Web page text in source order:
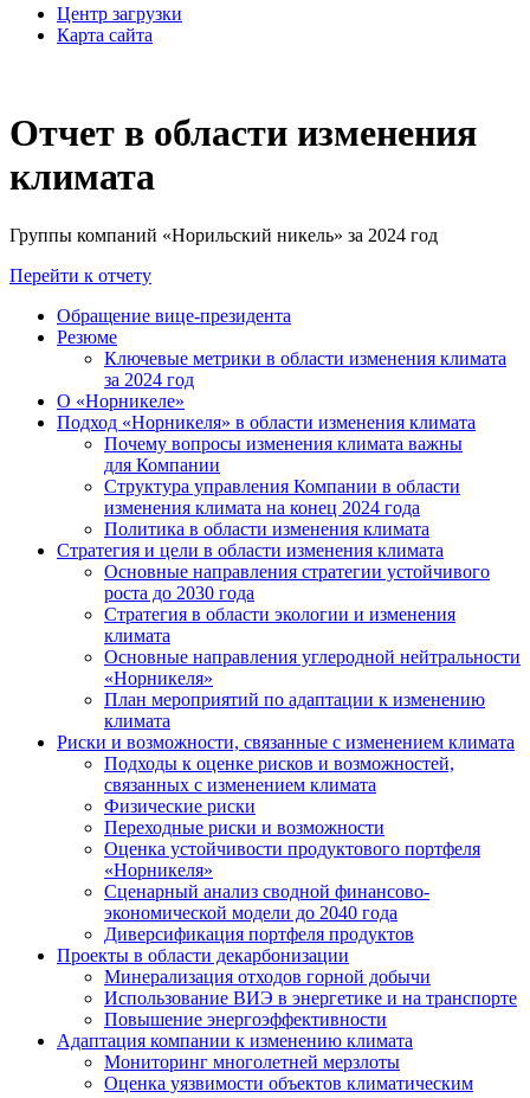
Центр загрузки
Карта сайта
Отчет в области изменения
климата
Группы компаний «Норильский никель» за 2024 год
Перейти к отчету
Обращение вице-президента
Резюме
Ключевые метрики в области изменения климата
за 2024 год
О «Норникеле»
Подход «Норникеля» в области изменения климата
Почему вопросы изменения климата важны
для Компании
Структура управления Компании в области
изменения климата на конец 2024 года
Политика в области изменения климата
Стратегия и цели в области изменения климата
Основные направления стратегии устойчивого
роста до 2030 года
Стратегия в области экологии и изменения
климата
Основные направления углеродной нейтральности
«Норникеля»
План мероприятий по адаптации к изменению
климата
Риски и возможности, связанные с изменением климата
Подходы к оценке рисков и возможностей,
связанных с изменением климата
Физические риски
Переходные риски и возможности
Оценка устойчивости продуктового портфеля
«Норникеля»
Сценарный анализ сводной финансово-
экономической модели до 2040 года
Диверсификация портфеля продуктов
Проекты в области декарбонизации
Минерализация отходов горной добычи
Использование ВИЭ в энергетике и на транспорте
Повышение энергоэффективности
Адаптация компании к изменению климата
Мониторинг многолетней мерзлоты
Оценка уязвимости объектов климатическим